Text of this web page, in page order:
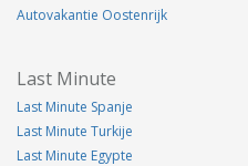
Autovakantie Oostenrijk
Last Minute
Last Minute Spanje
Last Minute Turkije
Last Minute Egypte